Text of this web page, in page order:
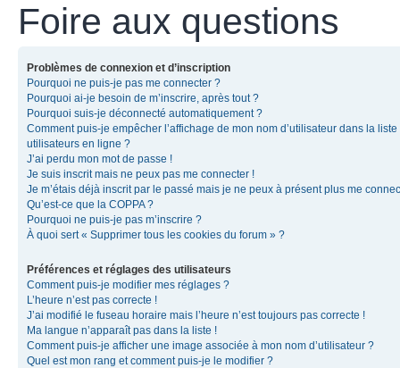
Foire aux questions
Problèmes de connexion et d’inscription
Pourquoi ne puis-je pas me connecter ?
Pourquoi ai-je besoin de m’inscrire, après tout ?
Pourquoi suis-je déconnecté automatiquement ?
Comment puis-je empêcher l’affichage de mon nom d’utilisateur dans la liste
utilisateurs en ligne ?
J’ai perdu mon mot de passe !
Je suis inscrit mais ne peux pas me connecter !
Je m’étais déjà inscrit par le passé mais je ne peux à présent plus me
Qu’est-ce que la COPPA ?
Pourquoi ne puis-je pas m’inscrire ?
À quoi sert « Supprimer tous les cookies du forum » ?
Préférences et réglages des utilisateurs
Comment puis-je modifier mes réglages ?
L’heure n’est pas correcte !
J’ai modifié le fuseau horaire mais l’heure n’est toujours pas correcte !
Ma langue n’apparaît pas dans la liste !
Comment puis-je afficher une image associée à mon nom d’utilisateur ?
Quel est mon rang et comment puis-je le modifier ?